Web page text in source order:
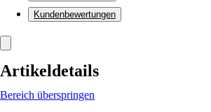
Kundenbewertungen
Artikeldetails
Bereich überspringen